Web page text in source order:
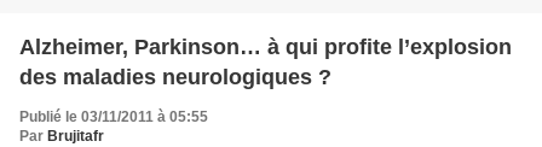
Alzheimer, Parkinson… à qui profite l’explosion
des maladies neurologiques ?
Publié le 03/11/2011 à 05:55
Par Brujitafr